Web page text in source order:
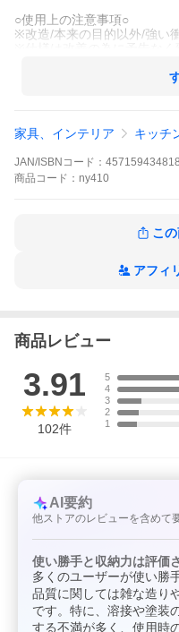
○使用上の注意事項○
※改造/本来の目的以外/強い
カウンター 小物 庭 植物 キ
収納 隙間収納ラック 回転 収
れ 可動 リビングワゴン ス
家具、インテリア キッチ
JAN/ISBNコード：
商品 コード： ny410
こ
アフィ
商品レビュー
3.91
102件
5
4
3
2
1
AI要約
他ストアのレビューを含めて
使い勝手と収納力は評価
多くのユーザーが使い勝
品質に関しては雑な造り
です。特に、溶接や塗装
する不満が多く、使用時